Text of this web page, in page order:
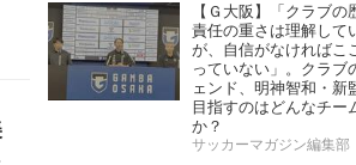
【Ｇ大阪】「クラブの
責任の重さは理解して
が、自信がなければこ
っていない」。クラブ
ェンド、明神智和・新
目指すのはどんなチー
か？
サッカーマガジン編集部